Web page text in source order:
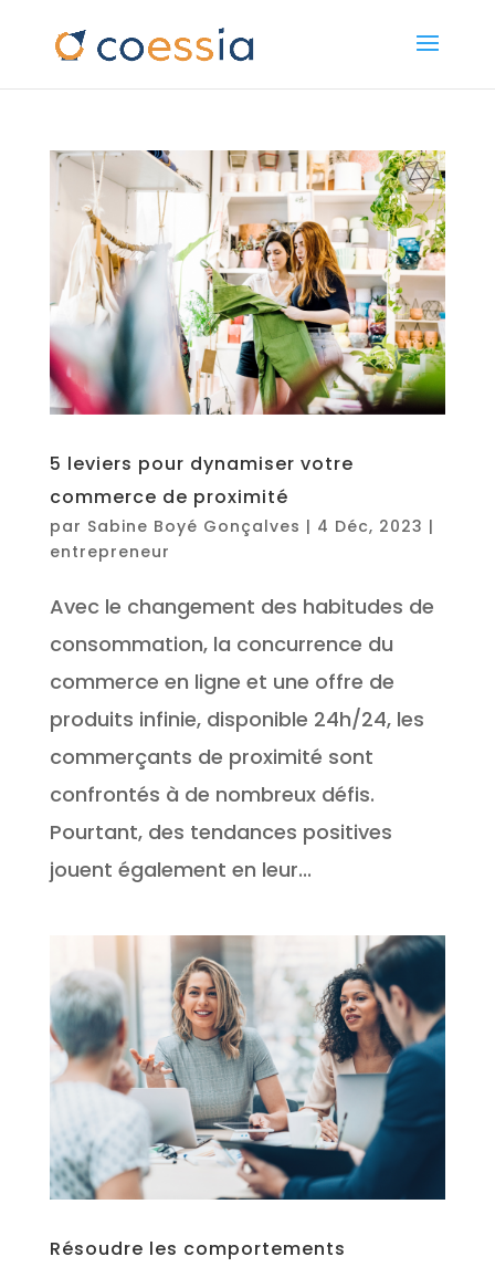
5 leviers pour dynamiser votre
commerce de proximité
par Sabine Boyé Gonçalves | 4 Déc, 2023 |
entrepreneur
Avec le changement des habitudes de
consommation, la concurrence du
commerce en ligne et une offre de
produits infinie, disponible 24h/24, les
commerçants de proximité sont
confrontés à de nombreux défis.
Pourtant, des tendances positives
jouent également en leur...
Résoudre les comportements